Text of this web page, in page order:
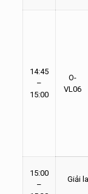
14:45
–
15:00
O-
VL06
15:00
–
Giải